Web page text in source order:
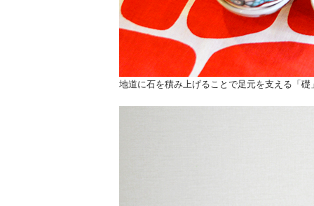
地道に石を積み上げることで足元を支える「礎